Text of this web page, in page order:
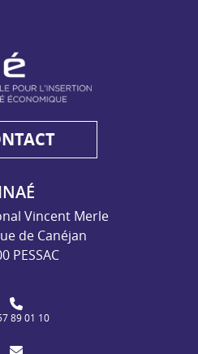
par l'activité
INAÉ
Vincent Merle
de Canéjan
PESSAC
89 01 10